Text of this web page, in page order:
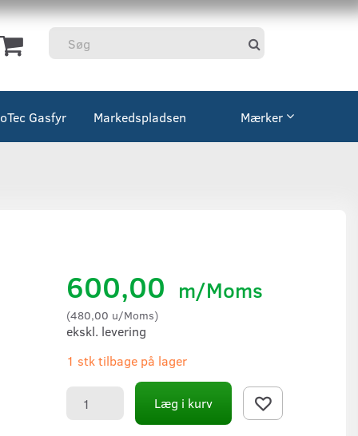
Gasfyr Markedspladsen Mærker
600,00 m/Moms
(480,00 u/Moms)
ekskl. levering
1 stk tilbage på lager
Læg i kurv